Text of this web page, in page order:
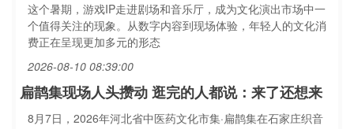
这个暑期，游戏IP走进剧场和音乐厅，成为文化演出市场中一
个值得关注的现象。从数字内容到现场体验，年轻人的文化消
费正在呈现更加多元的形态
2026-08-10 08:39:00
扁鹊集现场人头攒动 逛完的人都说：来了还想来
8月7日，2026年河北省中医药文化市集·扁鹊集在石家庄织音